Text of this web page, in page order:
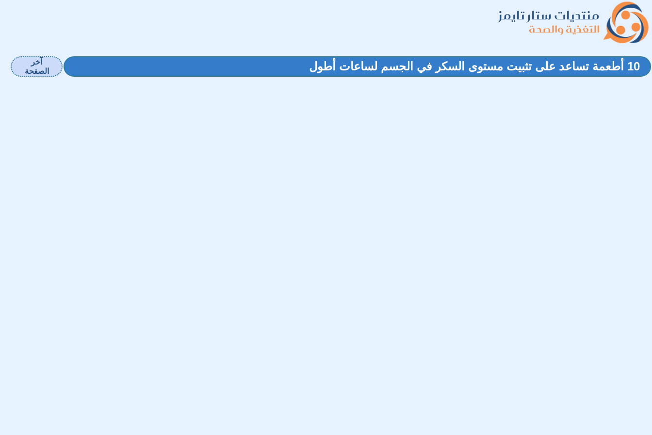
منتديات ستار تايمز
التغذية والصحة
10 أطعمة تساعد على تثبيت مستوى السكر في الجسم لساعات أطول
آخر
الصفحة